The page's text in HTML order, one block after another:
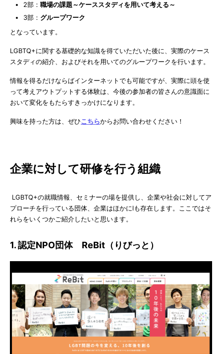
2部：職場の課題～ケーススタディを用いて考える～
3部： グループワーク
となっています。
LGBTQ+に関する基礎的な知識を得ていただいた後に、実際のケース
スタディの紹介、およびそれを用いてのグループワークを行います。
情報を得るだけならばインターネットでも可能ですが、実際に頭を使
って考えアウトプットする体験は、今後の参加者の皆さんの意識面に
おいて変化をもたらすきっかけになります。
興味を持った方は、ぜひこちらからお問い合わせください！
企業に対して研修を行う組織
LGBTQ+の就職情報、セミナーの場を提供し、企業や社会に対してア
プローチを行っている団体、企業はほかにlも存在します。ここではそ
れらをいくつかご紹介したいと思います。
1. 認定NPO団体 ReBit（りびっと）